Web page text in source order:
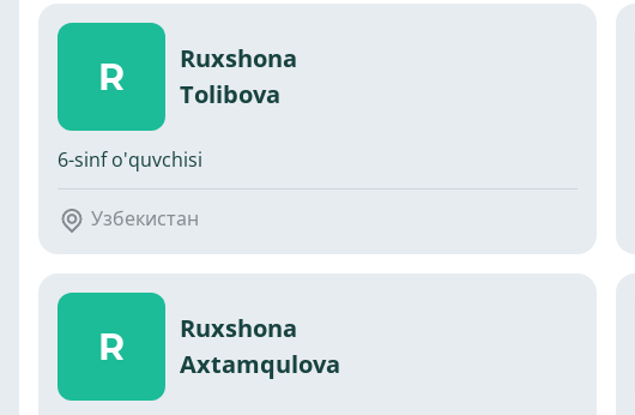
R
Ruxshona
Tolibova
6-sinf o'quvchisi
Узбекистан
R
Ruxshona
Axtamqulova